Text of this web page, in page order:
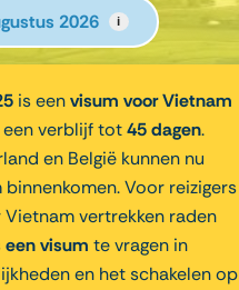
2026 i
is eenvisum voor Vietnam
verblijf tot45 dagen.
en België kunnen nu
Voor reizigers
vertrekken raden
visum te vragen in
en het schakelen op